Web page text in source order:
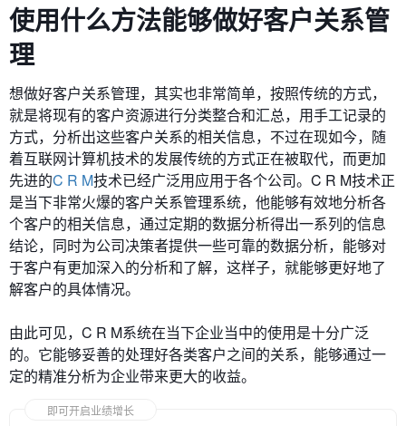
使用什么方法能够做好客户关系管
理
想做好客户关系管理，其实也非常简单，按照传统的方式，
就是将现有的客户资源进行分类整合和汇总，用手工记录的
方式，分析出这些客户关系的相关信息，不过在现如今，随
着互联网计算机技术的发展传统的方式正在被取代，而更加
先进的C R M技术已经广泛用应用于各个公司。C R M技术正
是当下非常火爆的客户关系管理系统，他能够有效地分析各
个客户的相关信息，通过定期的数据分析得出一系列的信息
结论，同时为公司决策者提供一些可靠的数据分析，能够对
于客户有更加深入的分析和了解，这样子，就能够更好地了
解客户的具体情况。
由此可见，C R M系统在当下企业当中的使用是十分广泛
的。它能够妥善的处理好各类客户之间的关系，能够通过一
定的精准分析为企业带来更大的收益。
即可开启业绩增长